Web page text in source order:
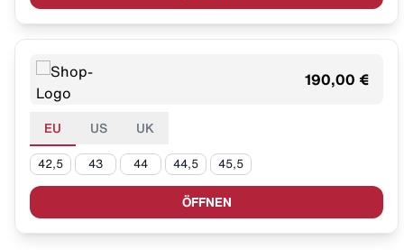
190,00 €
EU US UK
42,5 43 44 44,5 45,5
ÖFFNEN